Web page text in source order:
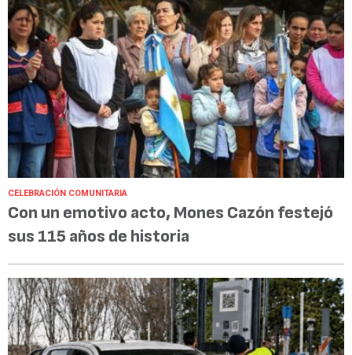
CELEBRACIÓN COMUNITARIA
Con un emotivo acto, Mones Cazón festejó
sus 115 años de historia